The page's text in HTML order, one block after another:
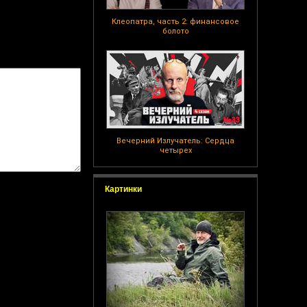
Клеопатра, часть 2: финансовое
болото
Вечерний Излучатель: Сердца
четырех
Картинки